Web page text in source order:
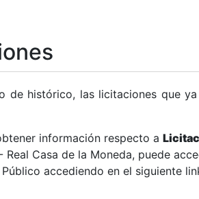
de histórico, las licitaciones que
información respecto a
Casa de la Moneda, puede
accediendo en el siguiente